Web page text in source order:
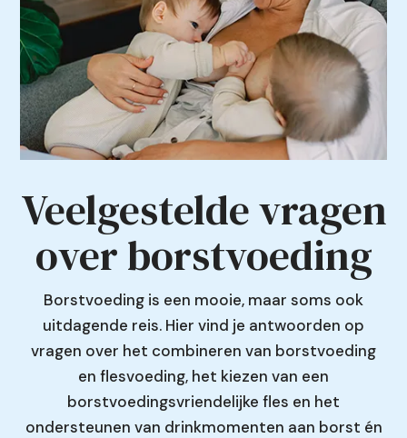
Veelgestelde vragen
over borstvoeding
Borstvoeding is een mooie, maar soms ook
uitdagende reis. Hier vind je antwoorden op
vragen over het combineren van borstvoeding
en flesvoeding, het kiezen van een
borstvoedingsvriendelijke fles en het
ondersteunen van drinkmomenten aan borst én